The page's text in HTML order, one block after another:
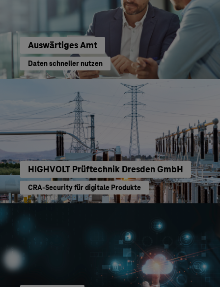
Auswärtiges Amt
Daten schneller nutzen
HIGHVOLT Prüftechnik Dresden GmbH
CRA-Security für digitale Produkte